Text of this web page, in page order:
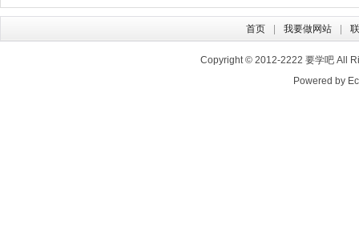
首页 我要做网站
Copyright © 2012-2222 要学吧 All
Powered by